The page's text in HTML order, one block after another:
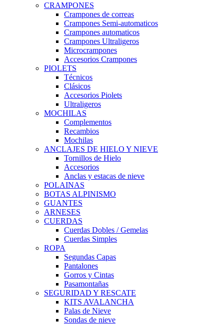
CRAMPONES
Crampones de correas
Crampones Semi-automaticos
Crampones automaticos
Crampones Ultraligeros
Microcrampones
Accesorios Crampones
PIOLETS
Técnicos
Clásicos
Accesorios Piolets
Ultraligeros
MOCHILAS
Complementos
Recambios
Mochilas
ANCLAJES DE HIELO Y NIEVE
Tornillos de Hielo
Accesorios
Anclas y estacas de nieve
POLAINAS
BOTAS ALPINISMO
GUANTES
ARNESES
CUERDAS
Cuerdas Dobles / Gemelas
Cuerdas Simples
ROPA
Segundas Capas
Pantalones
Gorros y Cintas
Pasamontañas
SEGURIDAD Y RESCATE
KITS AVALANCHA
Palas de Nieve
Sondas de nieve